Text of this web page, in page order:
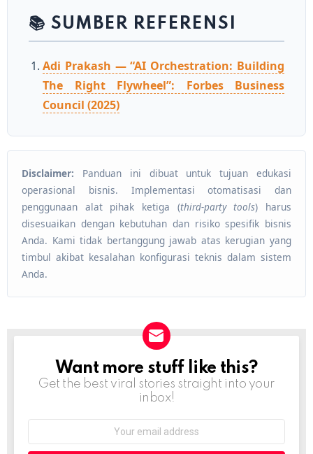
📚 SUMBER REFERENSI
Adi Prakash — “AI Orchestration: Building
The Right Flywheel”: Forbes Business
Council (2025)
Disclaimer: Panduan ini dibuat untuk tujuan edukasi
operasional bisnis. Implementasi otomatisasi dan
penggunaan alat pihak ketiga (third-party tools) harus
disesuaikan dengan kebutuhan dan risiko spesifik bisnis
Anda. Kami tidak bertanggung jawab atas kerugian yang
timbul akibat kesalahan konfigurasi teknis dalam sistem
Anda.
NEWSLETTER
Want more stuff like this?
Get the best viral stories straight into your
inbox!